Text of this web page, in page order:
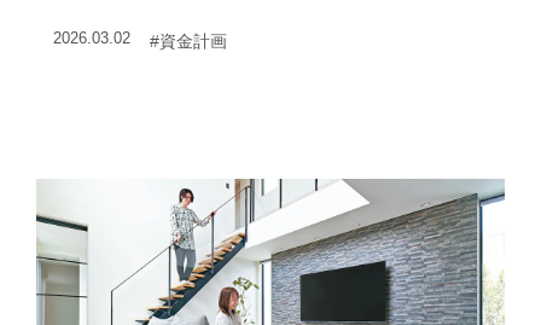
これからの資金計画について考えてみよ
2026.03.02 #資金計画